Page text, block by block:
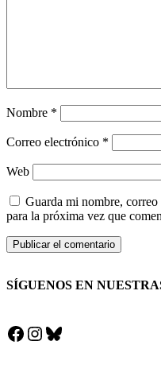
Nombre *
Correo electrónico *
Web
Guarda mi nombre,
para la próxima vez que
SÍGUENOS EN
Facebook
Instagram
Bluesky